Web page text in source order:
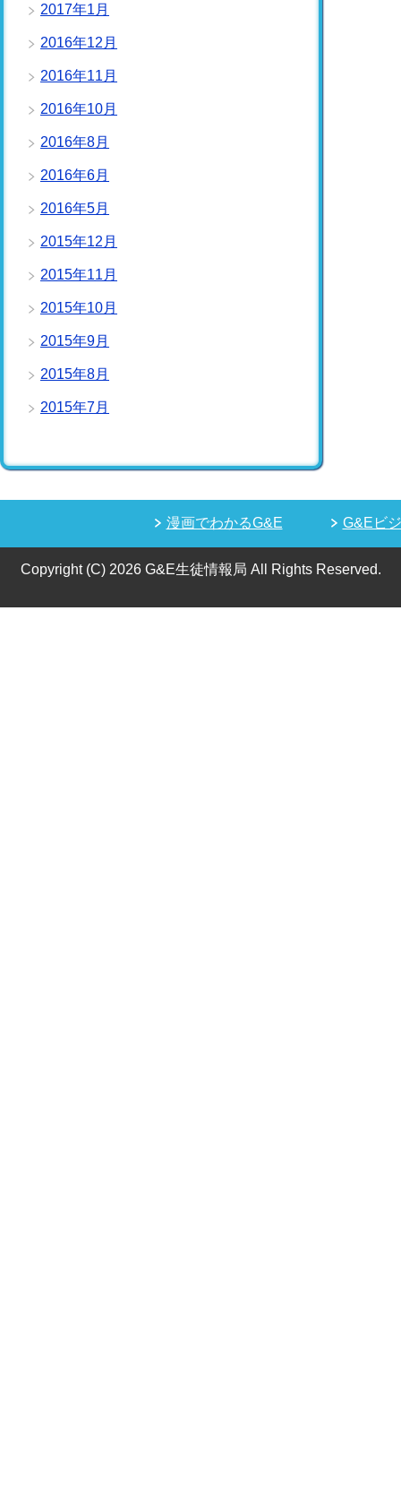
2017年1月
2016年12月
2016年11月
2016年10月
2016年8月
2016年6月
2016年5月
2015年12月
2015年11月
2015年10月
2015年9月
2015年8月
2015年7月
漫画でわかるG&E G&Eビ
Copyright (C) 2026 G&E生徒情報局 All Rights Reserved.